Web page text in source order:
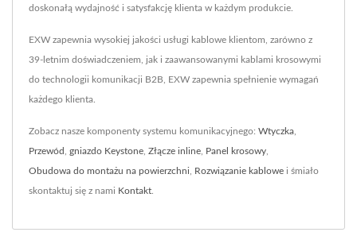
doskonałą wydajność i satysfakcję klienta w każdym produkcie.
EXW zapewnia wysokiej jakości usługi kablowe klientom, zarówno z
39-letnim doświadczeniem, jak i zaawansowanymi kablami krosowymi
do technologii komunikacji B2B, EXW zapewnia spełnienie wymagań
każdego klienta.
Zobacz nasze komponenty systemu komunikacyjnego: Wtyczka,
Przewód , gniazdo Keystone, Złącze inline, Panel krosowy,
Obudowa do montażu na powierzchni, Rozwiązanie kablowe i śmiało
skontaktuj się z nami Kontakt.